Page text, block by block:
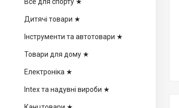
Дитячі товари ★
Інструменти та автотовари ★
Товари для дому ★
Електроніка ★
Intex та надувні вироби ★